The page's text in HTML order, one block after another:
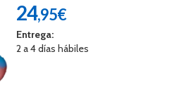
24,95€
Entrega:
2 a 4 días hábiles